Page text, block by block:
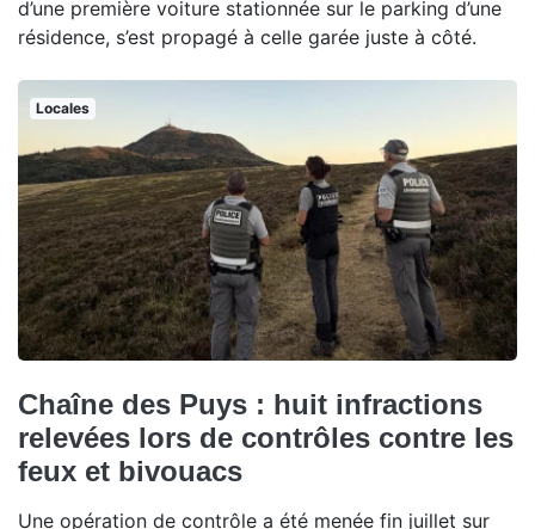
d’une première voiture stationnée sur le parking d’une
résidence, s’est propagé à celle garée juste à côté.
Locales
Chaîne des Puys : huit infractions
relevées lors de contrôles contre les
feux et bivouacs
Une opération de contrôle a été menée fin juillet sur